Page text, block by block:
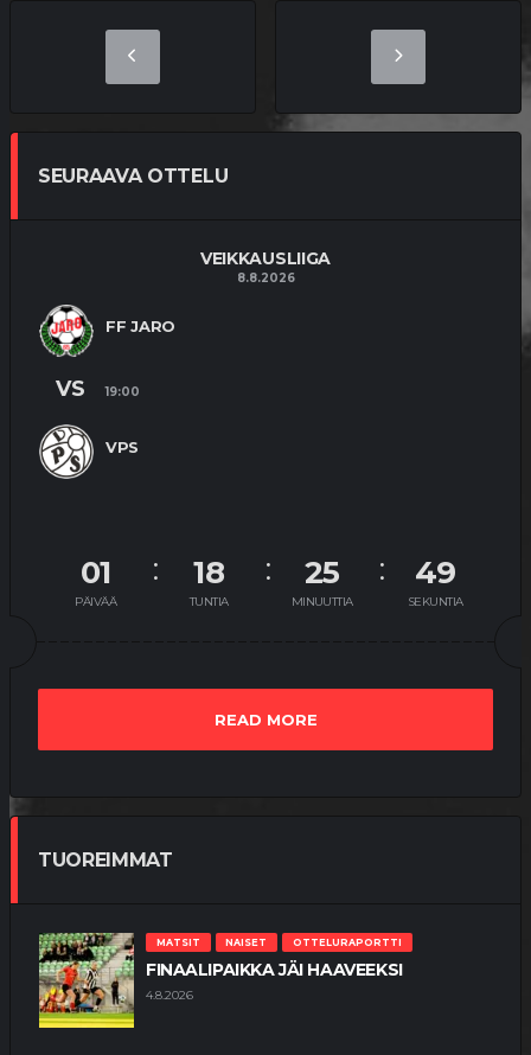
SEURAAVA OTTELU
VEIKKAUSLIIGA
8.8.2026
FF JARO
VPS
VS 19:00
01
PÄIVÄÄ
18
TUNTIA
25
MINUUTTIA
49
SEKUNTIA
READ MORE
TUOREIMMAT
MATSIT NAISET OTTELURAPORTTI
FINAALIPAIKKA JÄI HAAVEEKSI
4.8.2026